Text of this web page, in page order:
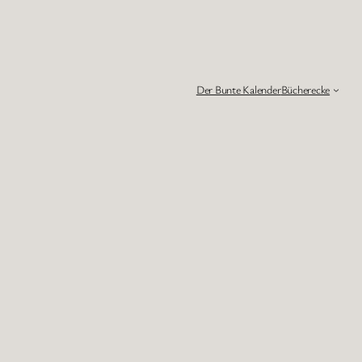
Der Bunte KalenderBücherecke